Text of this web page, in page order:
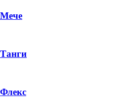
Мече
Танги
Флекс